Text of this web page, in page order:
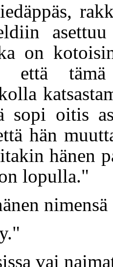
on
että
sopi oitis
hän
hänen
lopulla."
nimensä
vai